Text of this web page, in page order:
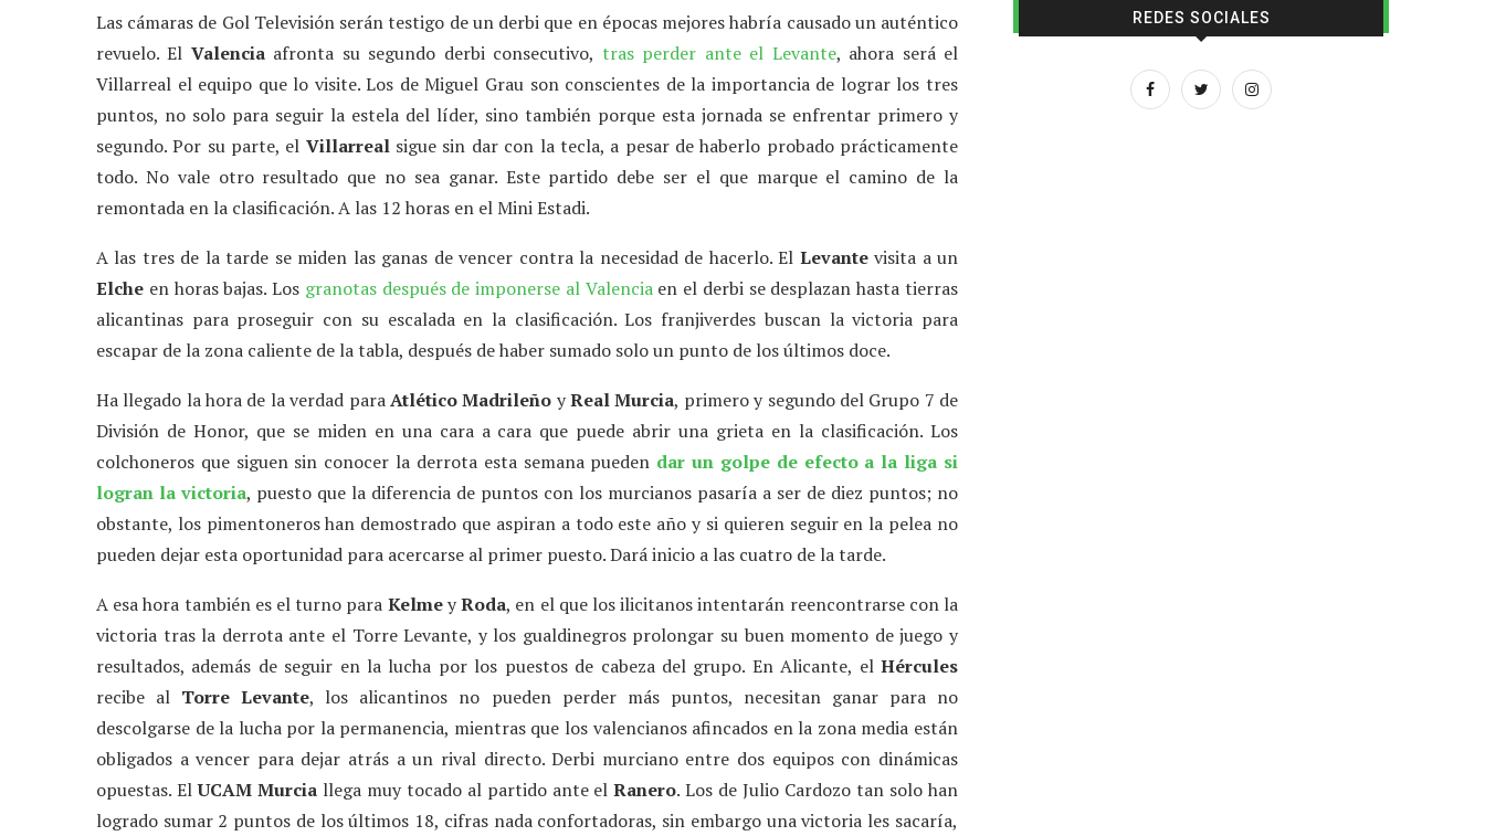
Las cámaras de Gol Televisión serán testigo de un derbi que en épocas mejores habría causado un auténtico
revuelo. El Valenciaafronta su segundo derbi consecutivo, tras perder ante el Levante, ahora será el
Villarreal el equipo que lo visite. Los de Miguel Grau son conscientes de la importancia de lograr los tres
puntos, no solo para seguir la estela del líder, sino también porque esta jornada se enfrentar primero y
segundo. Por su parte, el Villarrealsigue sin dar con la tecla, a pesar de haberlo probado prácticamente
todo. No vale otro resultado que no sea ganar. Este partido debe ser el que marque el camino de la
remontada en la clasificación. A las 12 horas en el Mini Estadi.
A las tres de la tarde se miden las ganas de vencer contra la necesidad de hacerlo. El Levantevisita a un
Elche en horas bajas. Los granotas después de imponerse al Valenciaen el derbi se desplazan hasta tierras
alicantinas para proseguir con su escalada en la clasificación. Los franjiverdes buscan la victoria para
escapar de la zona caliente de la tabla, después de haber sumado solo un punto de los últimos doce.
Ha llegado la hora de la verdad paraAtlético Madrileño yReal Murcia, primero y segundo del Grupo 7 de
División de Honor, que se miden en una cara a cara que puede abrir una grieta en la clasificación. Los
colchoneros que siguen sin conocer la derrota esta semana pueden dar un golpe de efecto a la liga si
logran la victoria, puesto que la diferencia de puntos con los murcianos pasaría a ser de diez puntos; no
obstante, los pimentoneros han demostrado que aspiran a todo este año y si quieren seguir en la pelea no
pueden dejar esta oportunidad para acercarse al primer puesto. Dará inicio a las cuatro de la tarde.
A esa hora también es el turno para KelmeyRoda, en el que los ilicitanos intentarán reencontrarse con la
victoria tras la derrota ante el Torre Levante, y los gualdinegros prolongar su buen momento de juego y
resultados, además de seguir en la lucha por los puestos de cabeza del grupo. En Alicante, el Hércules
recibe al Torre Levante, los alicantinos no pueden perder más puntos, necesitan ganar para no
descolgarse de la lucha por la permanencia, mientras que los valencianos afincados en la zona media están
obligados a vencer para dejar atrás a un rival directo. Derbi murciano entre dos equipos con dinámicas
opuestas. ElUCAM Murciallega muy tocado al partido ante elRanero. Los de Julio Cardozo tan solo han
logrado sumar 2 puntos de los últimos 18, cifras nada confortadoras, sin embargo una victoria les sacaría,
REDES SOCIALES